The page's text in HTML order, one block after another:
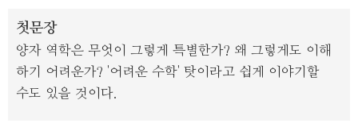
[솔루션 다운로드]
http://sciencebooks.minumsa.com/?bcpattach=2442c25
c0ae66b56cde14220c06758177f25571b
첫문장
양자 역학은 무엇이 그렇게 특별한가? 왜 그렇게도 이해
하기 어려운가? '어려운 수학' 탓이라고 쉽게 이야기할
수도 있을 것이다.